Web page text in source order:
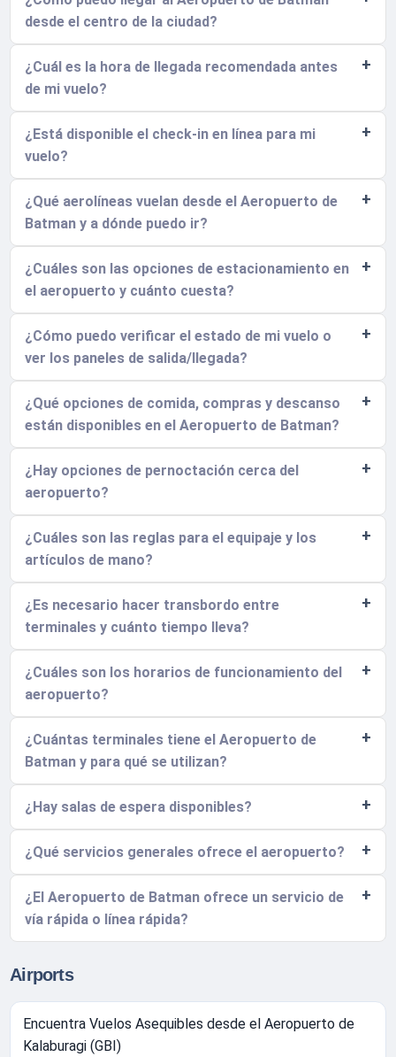
desde el centro de la ciudad?
¿Cuál es la hora de llegada recomendada antes
de mi vuelo?
¿Está disponible el check-in en línea para mi
vuelo?
¿Qué aerolíneas vuelan desde el Aeropuerto de
Batman y a dónde puedo ir?
¿Cuáles son las opciones de estacionamiento en
el aeropuerto y cuánto cuesta?
¿Cómo puedo verificar el estado de mi vuelo o
ver los paneles de salida/llegada?
¿Qué opciones de comida, compras y descanso
están disponibles en el Aeropuerto de Batman?
¿Hay opciones de pernoctación cerca del
aeropuerto?
¿Cuáles son las reglas para el equipaje y los
artículos de mano?
¿Es necesario hacer transbordo entre
terminales y cuánto tiempo lleva?
¿Cuáles son los horarios de funcionamiento del
aeropuerto?
¿Cuántas terminales tiene el Aeropuerto de
Batman y para qué se utilizan?
¿Hay salas de espera disponibles?
¿Qué servicios generales ofrece el aeropuerto?
¿El Aeropuerto de Batman ofrece un servicio de
vía rápida o línea rápida?
Airports
Encuentra Vuelos Asequibles desde el Aeropuerto de
Kalaburagi (GBI)